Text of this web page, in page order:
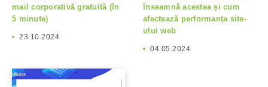
mail corporativă gratuită (în
5 minute)
23.10.2024
înseamnă acestea și cum
afectează performanța site-
ului web
04.05.2024